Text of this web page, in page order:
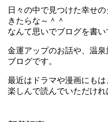
日々の中で見つけた幸せ
きたらな～＾＾
なんて思いでブログを書い
金運アップのお話や、温
ブログです。
最近はドラマや漫画にもは
楽しんで読んでいただけれ